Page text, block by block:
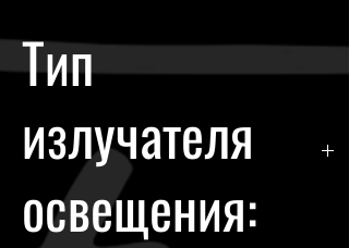
Тип
излучателя
освещения: